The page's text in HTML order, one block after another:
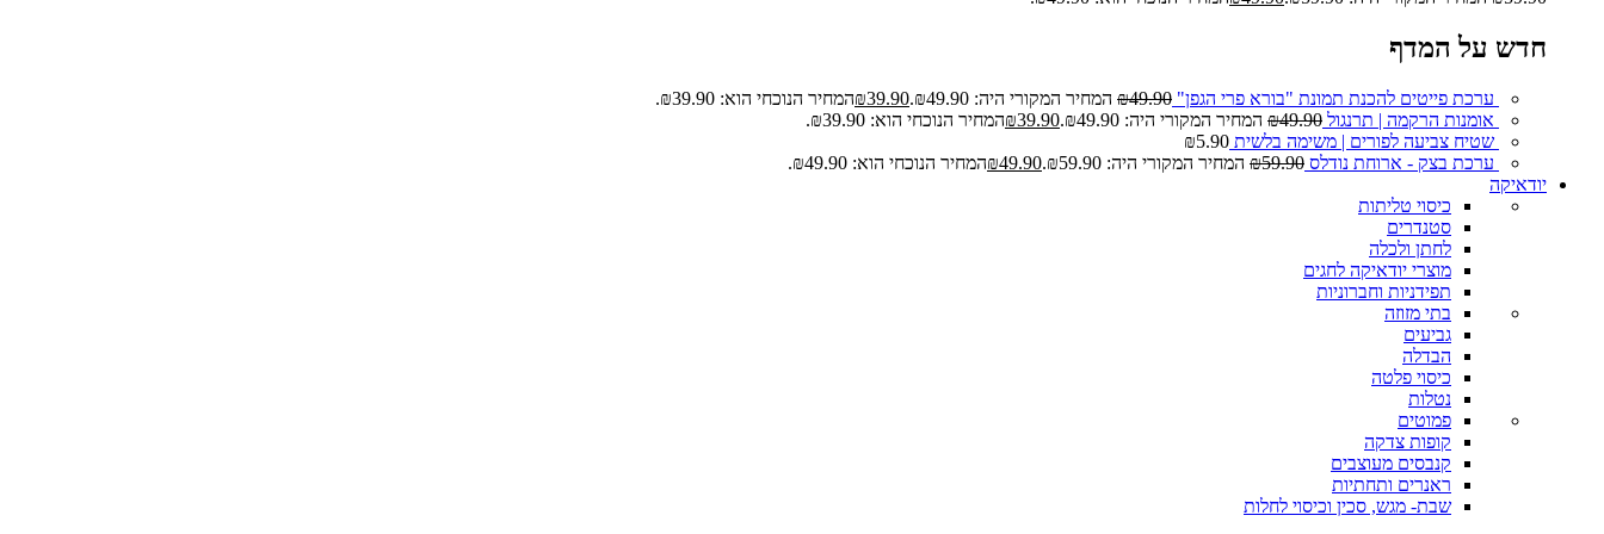
חדש על המדף
ערכת פייטים להכנת תמונת "בורא פרי הגפן" ₪49.90 המחיר המקורי היה: ₪49.90. ₪39.90
המחיר הנוכחי הוא: ₪39.90.
אומנות הרקמה | תרנגול
₪49.90 המחיר המקורי היה: ₪49.90. ₪39.90
המחיר הנוכחי הוא: ₪39.90.
שטיח צביעה לפורים | משימה בלשית
₪5.90
ערכת בצק - ארוחת נודלס
₪59.90 המחיר המקורי היה: ₪59.90. ₪49.90
המחיר הנוכחי הוא: ₪49.90.
יודאיקה
כיסוי טליתות
סטנדרים
לחתן ולכלה
מוצרי יודאיקה לחגים
תפידניות וחברוניות
בתי מזוזה
גביעים
הבדלה
כיסוי פלטה
נטלות
פמוטים
קופות צדקה
קנבסים מעוצבים
ראנרים ותחתיות
שבת- מגש, סכין וכיסוי לחלות